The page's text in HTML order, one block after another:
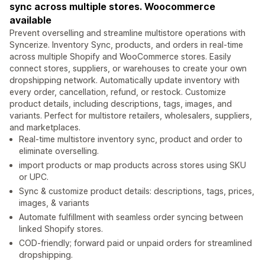
sync across multiple stores. Woocommerce
available
Prevent overselling and streamline multistore operations with
Syncerize. Inventory Sync, products, and orders in real-time
across multiple Shopify and WooCommerce stores. Easily
connect stores, suppliers, or warehouses to create your own
dropshipping network. Automatically update inventory with
every order, cancellation, refund, or restock. Customize
product details, including descriptions, tags, images, and
variants. Perfect for multistore retailers, wholesalers, suppliers,
and marketplaces.
Real-time multistore inventory sync, product and order to
eliminate overselling.
import products or map products across stores using SKU
or UPC.
Sync & customize product details: descriptions, tags, prices,
images, & variants
Automate fulfillment with seamless order syncing between
linked Shopify stores.
COD-friendly; forward paid or unpaid orders for streamlined
dropshipping.